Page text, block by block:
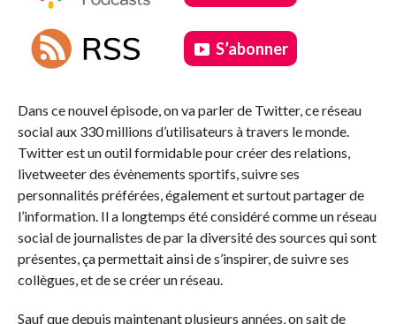
S’abonner
Dans ce nouvel épisode, on va parler de Twitter, ce réseau
social aux 330 millions d’utilisateurs à travers le monde.
Twitter est un outil formidable pour créer des relations,
livetweeter des évènements sportifs, suivre ses
personnalités préférées, également et surtout partager de
l’information. Il a longtemps été considéré comme un réseau
social de journalistes de par la diversité des sources qui sont
présentes, ça permettait ainsi de s’inspirer, de suivre ses
collègues, et de se créer un réseau.
Sauf que depuis maintenant plusieurs années, on sait de